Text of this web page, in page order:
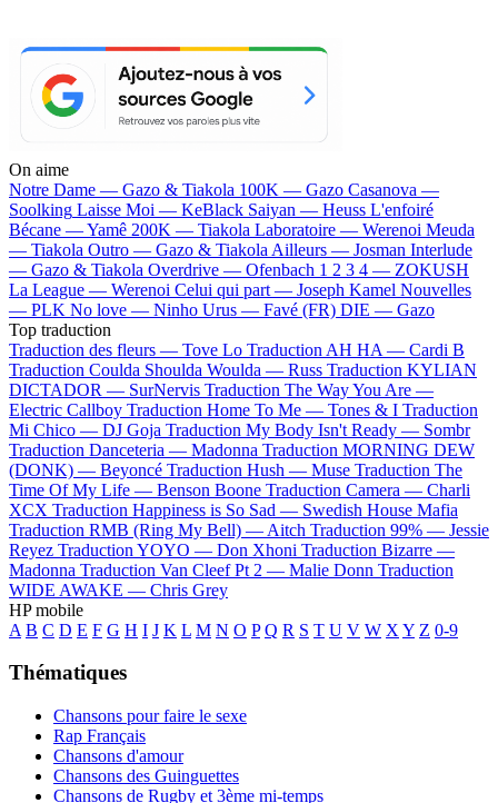
On aime
Notre Dame — Gazo & Tiakola 100K — Gazo Casanova —
Soolking Laisse Moi — KeBlack Saiyan — Heuss L'enfoiré
Bécane —Yamê 200K — Tiakola Laboratoire — Werenoi Meuda
— Tiakola Outro — Gazo & Tiakola Ailleurs — Josman Interlude
— Gazo & Tiakola Overdrive — Ofenbach 1 2 3 4 — ZOKUSH
La League — Werenoi Celui qui part — Joseph Kamel Nouvelles
— PLK No love — Ninho Urus — Favé (FR) DIE — Gazo
Top traduction
Traduction des fleurs — Tove Lo Traduction AH HA — Cardi B
Traduction Coulda Shoulda Woulda — Russ Traduction KYLIAN
DICTADOR — SurNervis Traduction The Way You Are —
Electric Callboy Traduction Home To Me — Tones & I Traduction
Mi Chico — DJ Goja Traduction My Body Isn't Ready — Sombr
Traduction Danceteria — Madonna Traduction MORNING DEW
(DONK) — Beyoncé Traduction Hush — Muse Traduction The
Time Of My Life — Benson Boone Traduction Camera — Charli
XCX Traduction Happiness is So Sad — Swedish House Mafia
Traduction RMB (Ring My Bell) — Aitch Traduction 99% — Jessie
Reyez Traduction YOYO — Don Xhoni Traduction Bizarre —
Madonna Traduction Van Cleef Pt 2 — Malie Donn Traduction
WIDE AWAKE — Chris Grey
HP mobile
A B C D E F G H I J K L M N O P Q R S T U V W X Y Z 0-9
Thématiques
Chansons pour faire le sexe
Rap Français
Chansons d'amour
Chansons des Guinguettes
Chansons de Rugby et 3ème mi-temps